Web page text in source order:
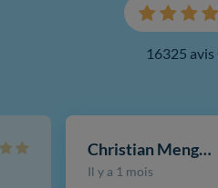
16325
Christian Mengotti
Il y a 1 mois